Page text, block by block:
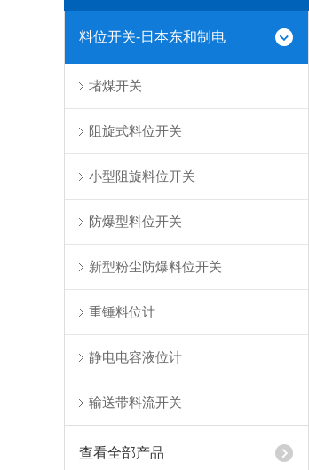
料位开关-日本东和制电
堵煤开关
阻旋式料位开关
小型阻旋料位开关
防爆型料位开关
新型粉尘防爆料位开关
重锤料位计
静电电容液位计
输送带料流开关
查看全部产品